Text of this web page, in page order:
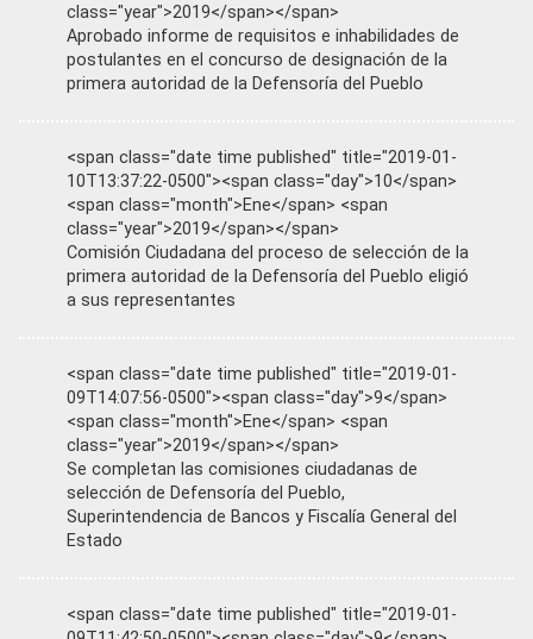
class="year">2019</span></span>
Aprobado informe de requisitos e inhabilidades de
postulantes en el concurso de designación de la
primera autoridad de la Defensoría del Pueblo
<span class="date time published" title="2019-01-
10T13:37:22-0500"><span class="day">10</span>
<span class="month">Ene</span> <span
class="year">2019</span></span>
Comisión Ciudadana del proceso de selección de la
primera autoridad de la Defensoría del Pueblo eligió
a sus representantes
<span class="date time published" title="2019-01-
09T14:07:56-0500"><span class="day">9</span>
<span class="month">Ene</span> <span
class="year">2019</span></span>
Se completan las comisiones ciudadanas de
selección de Defensoría del Pueblo,
Superintendencia de Bancos y Fiscalía General del
Estado
<span class="date time published" title="2019-01-